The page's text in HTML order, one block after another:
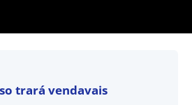
trará vendavais